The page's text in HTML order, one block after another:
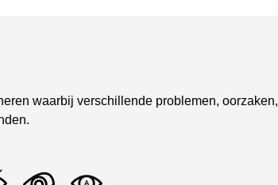
waarbij verschillende problemen, oorzaken,